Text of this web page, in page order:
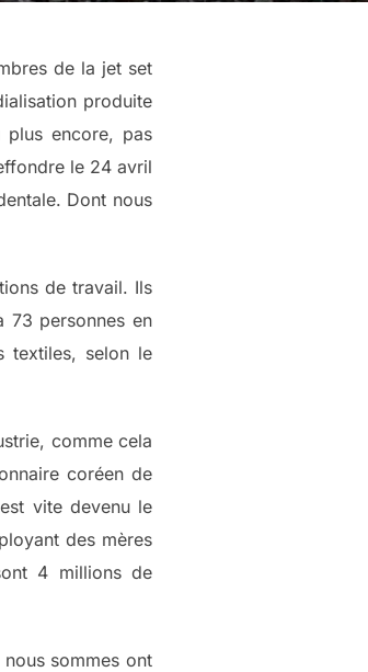
de la jet set
produite
encore, pas
le 24 avril
Dont nous
de travail. Ils
73 personnes en
textiles, selon le
comme cela
coréen de
vite devenu le
des mères
4 millions de
sommes ont